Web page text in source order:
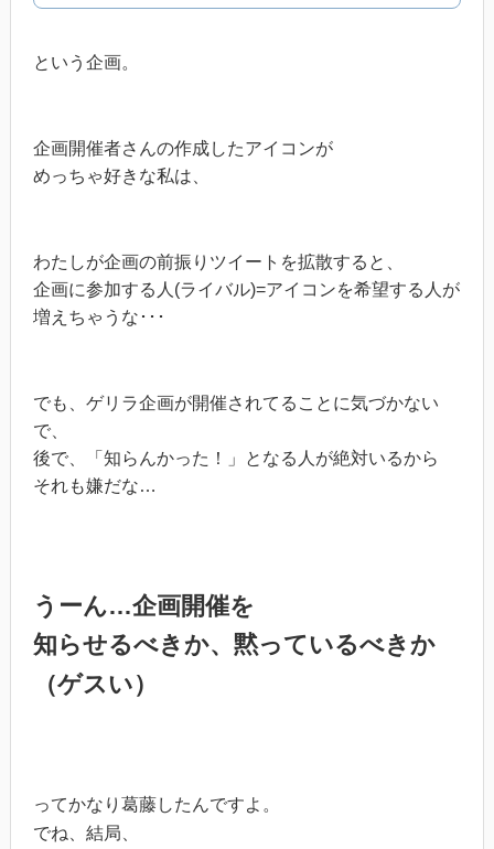
という企画。
企画開催者さんの作成したアイコンが
めっちゃ好きな私は、
わたしが企画の前振りツイートを拡散すると、
企画に参加する人(ライバル)=アイコンを希望する人が
増えちゃうな･･･
でも、ゲリラ企画が開催されてることに気づかない
で、
後で、「知らんかった！」となる人が絶対いるから
それも嫌だな…
うーん…企画開催を
知らせるべきか、黙っているべきか
（ゲスい）
ってかなり葛藤したんですよ。
でね、結局、